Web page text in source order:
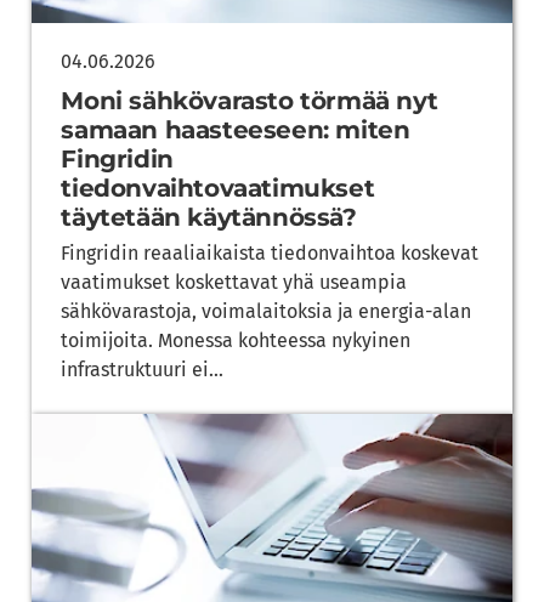
04.06.2026
Moni sähkövarasto törmää nyt
samaan haasteeseen: miten
Fingridin
tiedonvaihtovaatimukset
täytetään käytännössä?
Fingridin reaaliaikaista tiedonvaihtoa koskevat
vaatimukset koskettavat yhä useampia
sähkövarastoja, voimalaitoksia ja energia-alan
toimijoita. Monessa kohteessa nykyinen
infrastruktuuri ei...